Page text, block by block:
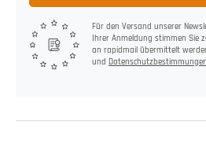
Für den Versand unserer
Ihrer Anmeldung stimmen Sie
an rapidmail übermittelt
und Datenschutzbestimmungen